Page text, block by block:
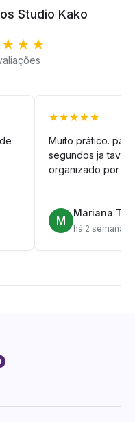
Studio Kako
★★★★★
Muito prático.
segundos ja tava
organizado por
M
Mariana T.
há 2 semanas